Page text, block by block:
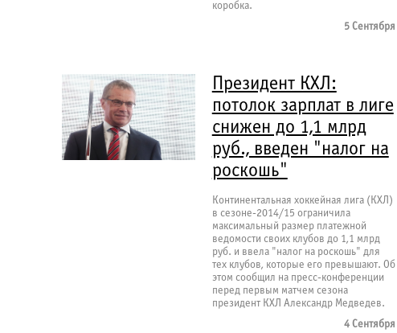
коробка.
5 Сентября
Президент КХЛ:
потолок зарплат в лиге
снижен до 1,1 млрд
руб., введен "налог на
роскошь"
Континентальная хоккейная лига (КХЛ)
в сезоне-2014/15 ограничила
максимальный размер платежной
ведомости своих клубов до 1,1 млрд
руб. и ввела "налог на роскошь" для
тех клубов, которые его превышают. Об
этом сообщил на пресс-конференции
перед первым матчем сезона
президент КХЛ Александр Медведев.
4 Сентября